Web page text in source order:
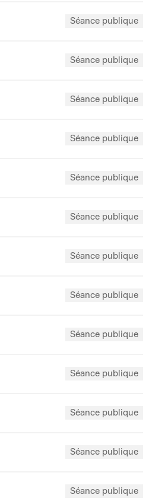
Séance publique
Séance publique
Séance publique
Séance publique
Séance publique
Séance publique
Séance publique
Séance publique
Séance publique
Séance publique
Séance publique
Séance publique
Séance publique